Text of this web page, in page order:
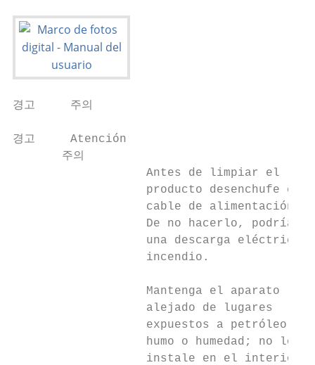
경고     주의
경고     Atención
       주의
Antes de limpiar el
producto desenchufe el
cable de alimentación.
De no hacerlo, podría
una descarga eléctrica
                   incendio.
Mantenga el aparato
alejado de lugares
expuestos a petróleo,
                   humo o humedad; no lo
instale en el interior